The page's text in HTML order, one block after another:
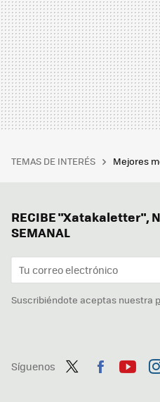
TEMAS DE INTERÉS Mejores
RECIBE "Xatakaletter",
SEMANAL
Suscribiéndote aceptas nuestra
Síguenos